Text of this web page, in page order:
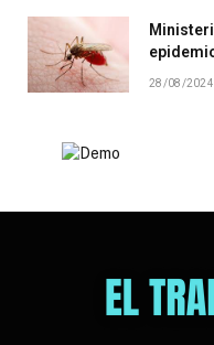
28/08/2024